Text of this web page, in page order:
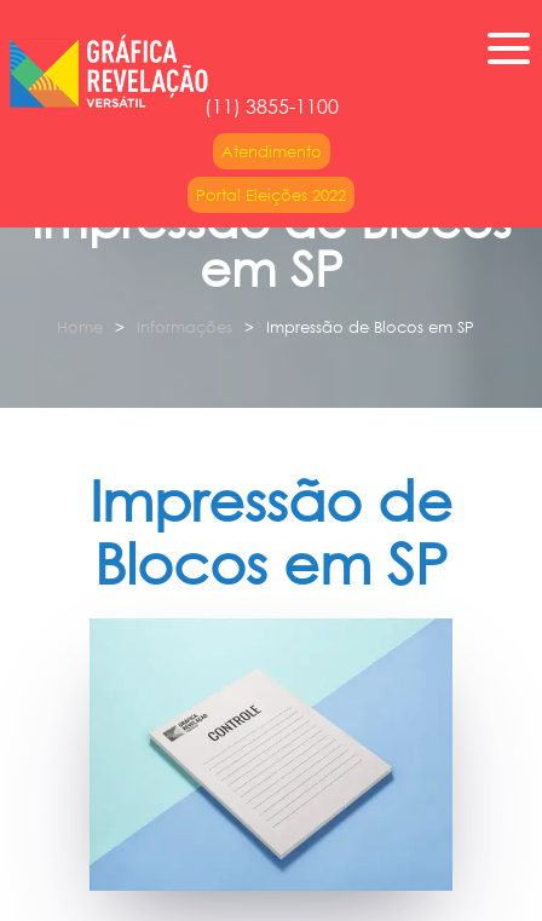
(11) 3855-1100
Atendimento
Portal Eleições 2022
Impressão de Blocos
em SP
Home Informações Impressão de Blocos em SP
Impressão de
Blocos em SP